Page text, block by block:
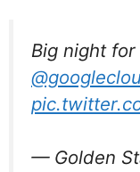
Big night
— Golden